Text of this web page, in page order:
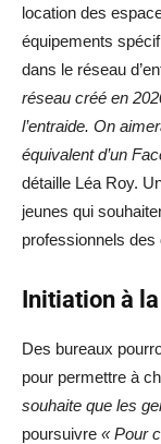
location des
équipements
dans le réseau
réseau créé en
l’entraide. On
équivalent d’un
détaille Léa Roy.
jeunes qui
professionnels des
Initiation à
Des bureaux
pour permettre à
souhaite que les
poursuivre « Pour